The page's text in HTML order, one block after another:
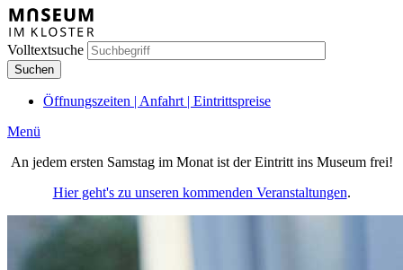
Direkt
zum
Inhalt
Volltextsuche
Meta
Öffnungszeiten | Anfahrt | Eintrittspreise
Hauptnavigation
(Mobile)
Menü
An jedem ersten Samstag im Monat ist der Eintritt ins Museum frei!
Hier geht's zu unseren kommenden Veranstaltungen.